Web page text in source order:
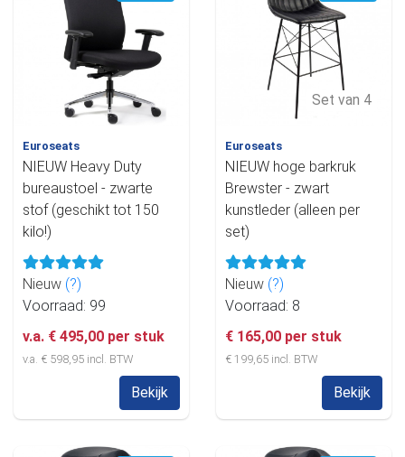
Euroseats
NIEUW Heavy Duty
bureaustoel - zwarte
stof (geschikt tot 150
kilo!)
Nieuw (?)
Voorraad: 99
v.a. € 495,00 per stuk
v.a. € 598,95 incl. BTW
Bekijk
Set van 4
Euroseats
NIEUW hoge barkruk
Brewster - zwart
kunstleder (alleen per
set)
Nieuw (?)
Voorraad: 8
€ 165,00 per stuk
€ 199,65 incl. BTW
Bekijk